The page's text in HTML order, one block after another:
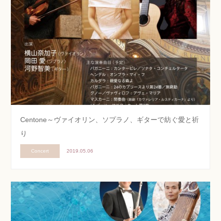
Centone～ヴァイオリン、ソプラノ、ギターで紡ぐ愛と祈
り
Concert 2019.05.06